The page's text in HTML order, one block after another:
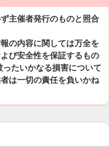
主催者発行のものと照合
の内容に関しては万全を
び安全性を保証するもの
たいかなる損害について
は一切の責任を負いかね